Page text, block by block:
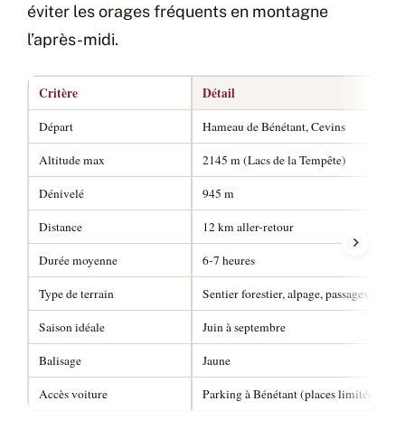
éviter les orages fréquents en montagne
l’après-midi.
Critère Détail
Départ Hameau de Bénétant, Cevins
Altitude max 2145 m (Lacs de la Tempête)
Dénivelé 945 m
Distance 12 km aller-retour
Durée moyenne 6-7 heures
Type de terrain Sentier forestier, alpage, passages
Saison idéale Juin à septembre
Balisage Jaune
Accès voiture Parking à Bénétant (places limitées)